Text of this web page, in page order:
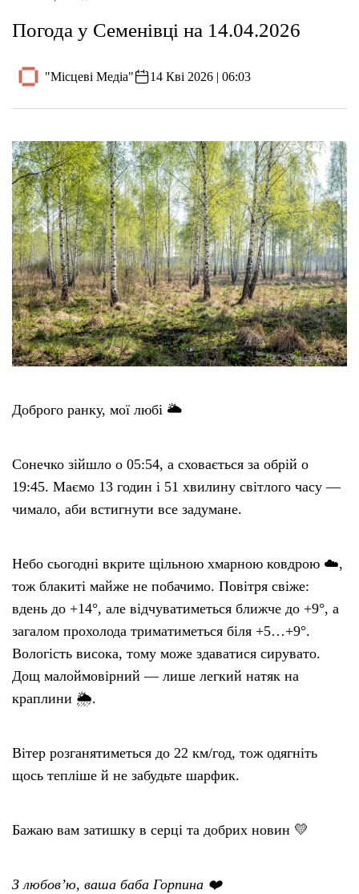
Погода у Семенівці на 14.04.2026
"Місцеві Медіа" 14 Кві 2026 | 06:03
Доброго ранку, мої любі 🌥️
Сонечко зійшло о 05:54, а сховається за обрій о
19:45. Маємо 13 годин і 51 хвилину світлого часу —
чимало, аби встигнути все задумане.
Небо сьогодні вкрите щільною хмарною ковдрою ☁️,
тож блакиті майже не побачимо. Повітря свіже:
вдень до +14°, але відчуватиметься ближче до +9°, а
загалом прохолода триматиметься біля +5…+9°.
Вологість висока, тому може здаватися сирувато.
Дощ малоймовірний — лише легкий натяк на
краплини 🌦️.
Вітер розганятиметься до 22 км/год, тож одягніть
щось тепліше й не забудьте шарфик.
Бажаю вам затишку в серці та добрих новин 💛
З любов’ю, ваша баба Горпина ❤️